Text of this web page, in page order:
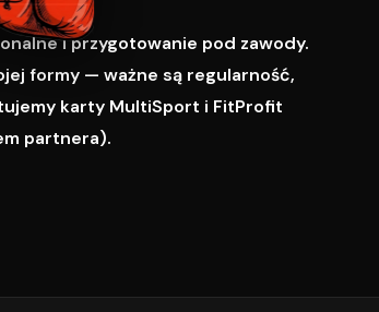
i przygotowanie pod zawody.
formy — ważne są regularność,
karty MultiSport i FitProfit
partnera).